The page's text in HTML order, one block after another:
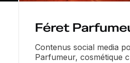
Féret
Contenus social media
Parfumeur, cosmétique